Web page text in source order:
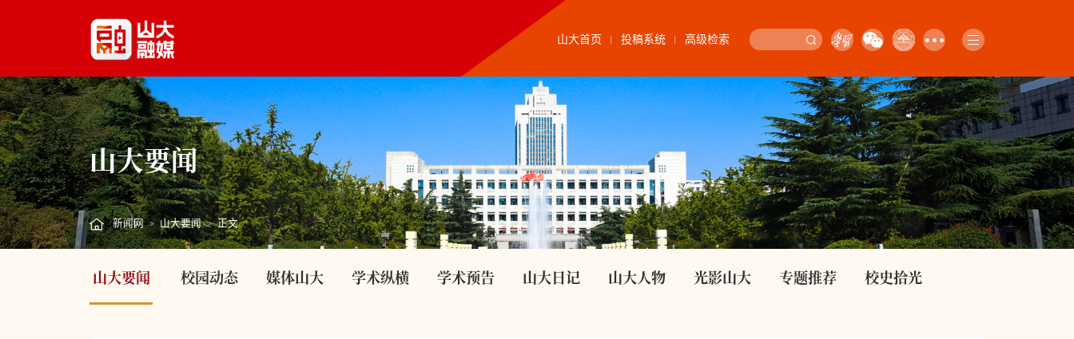
山大首页 投稿系统 高级检索
山大要闻
新闻网 > 山大要闻 > 正文
山大要闻 校园动态 媒体山大 学术纵横 学术预告 山大日记 山大人物 光影山大 专题推荐 校史拾光